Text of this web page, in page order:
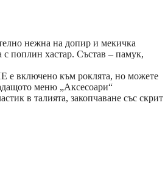
нежна на допир и мекичка
с поплин хастар. Състав – памук,
е включено към роклята, но можете
меню „Аксесоари“
в талията, закопчаване със скрит